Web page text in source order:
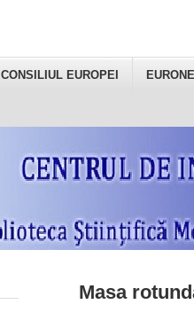
CONSILIUL EUROPEI
Masa